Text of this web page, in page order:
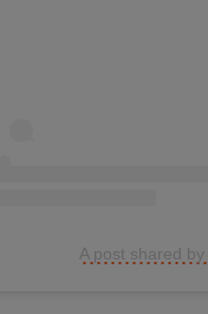
A post shared